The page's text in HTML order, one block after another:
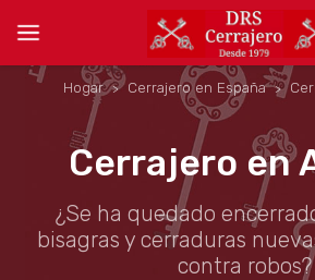
Hogar Cerrajero en España
Cerrajero en
¿Se ha quedado
bisagras y cerraduras
contra robos?